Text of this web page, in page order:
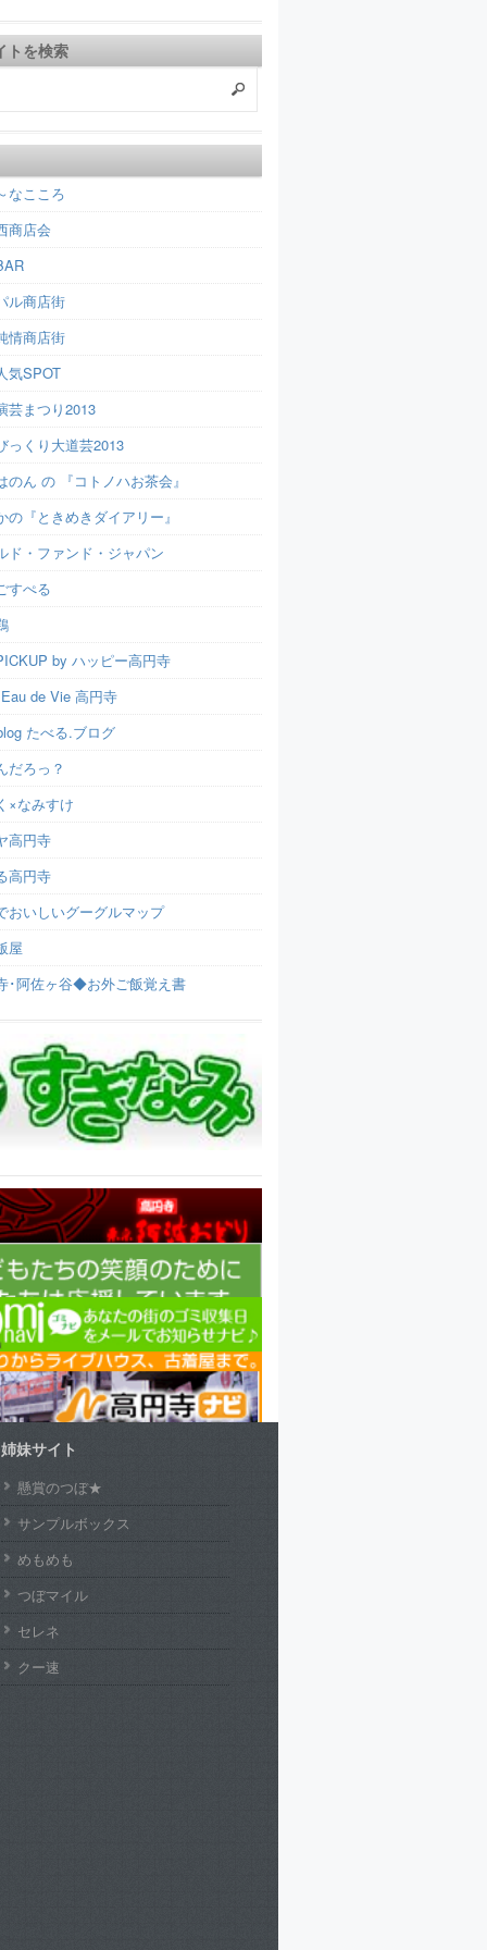
トを検索
なこころ
商店会
ル商店街
情商店街
気SPOT
芸まつり2013
っくり大道芸2013
のん の 『コトノハお茶会』
の『ときめきダイアリー』
ド・ファンド・ジャパン
すぺる
by ハッピー高円寺
de Vie 高円寺
たべる.ブログ
だろっ？
×なみすけ
高円寺
高円寺
おいしいグーグルマップ
屋
･阿佐ヶ谷◆お外ご飯覚え書
姉妹サイト
懸賞のつぼ★
サンプルボックス
めもめも
つぼマイル
セレネ
クー速